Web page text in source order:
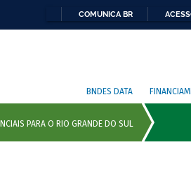
COMUNICA BR
BNDES DATA